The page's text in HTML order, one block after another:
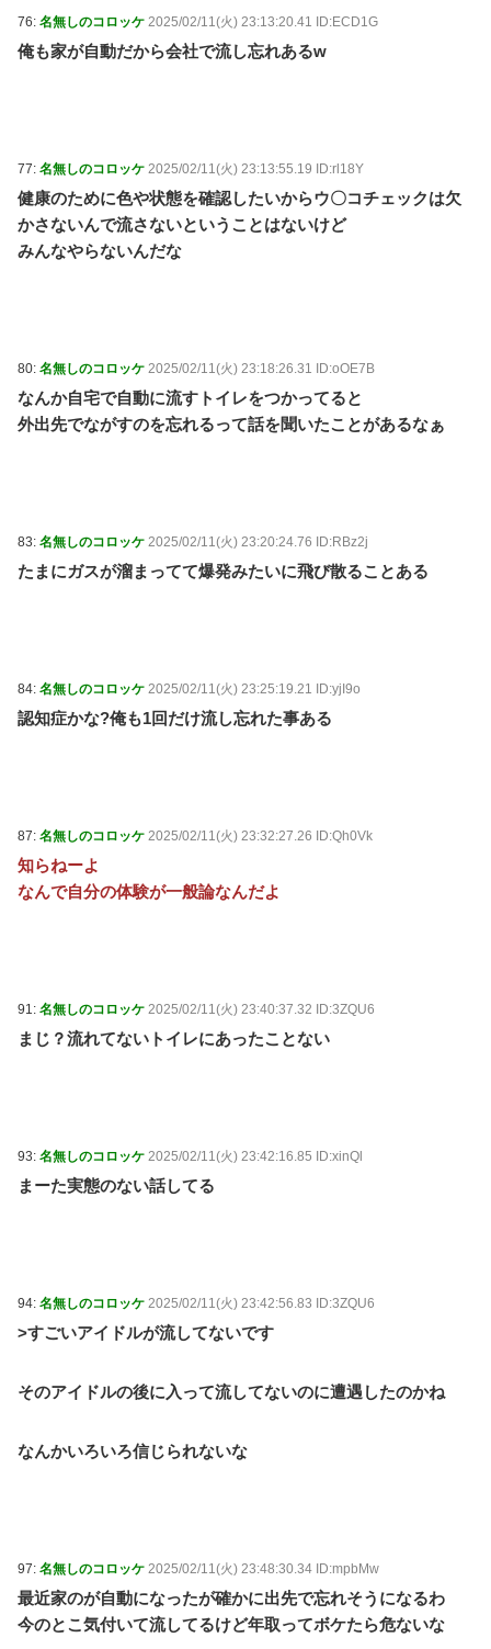
76: 名無しのコロッケ 2025/02/11(火) 23:13:20.41 ID:ECD1G
俺も家が自動だから会社で流し忘れあるw
77: 名無しのコロッケ 2025/02/11(火) 23:13:55.19 ID:rl18Y
健康のために色や状態を確認したいからウ〇コチェックは欠
かさないんで流さないということはないけど
みんなやらないんだな
80: 名無しのコロッケ 2025/02/11(火) 23:18:26.31 ID:oOE7B
なんか自宅で自動に流すトイレをつかってると
外出先でながすのを忘れるって話を聞いたことがあるなぁ
83: 名無しのコロッケ 2025/02/11(火) 23:20:24.76 ID:RBz2j
たまにガスが溜まってて爆発みたいに飛び散ることある
84: 名無しのコロッケ 2025/02/11(火) 23:25:19.21 ID:yjI9o
認知症かな?俺も1回だけ流し忘れた事ある
87: 名無しのコロッケ 2025/02/11(火) 23:32:27.26 ID:Qh0Vk
知らねーよ
なんで自分の体験が一般論なんだよ
91: 名無しのコロッケ 2025/02/11(火) 23:40:37.32 ID:3ZQU6
まじ？流れてないトイレにあったことない
93: 名無しのコロッケ 2025/02/11(火) 23:42:16.85 ID:xinQl
まーた実態のない話してる
94: 名無しのコロッケ 2025/02/11(火) 23:42:56.83 ID:3ZQU6
>すごいアイドルが流してないです
そのアイドルの後に入って流してないのに遭遇したのかね
なんかいろいろ信じられないな
97: 名無しのコロッケ 2025/02/11(火) 23:48:30.34 ID:mpbMw
最近家のが自動になったが確かに出先で忘れそうになるわ
今のとこ気付いて流してるけど年取ってボケたら危ないな